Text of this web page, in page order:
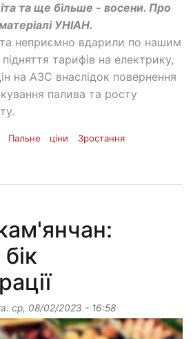
та ще більше - восени. Про
УНІАН.
неприємно вдарили по нашим
тарифів на електрику,
на АЗС внаслідок повернення
палива та росту
Пальне ціни
Зростання
ср, 08/02/2023 - 16:58